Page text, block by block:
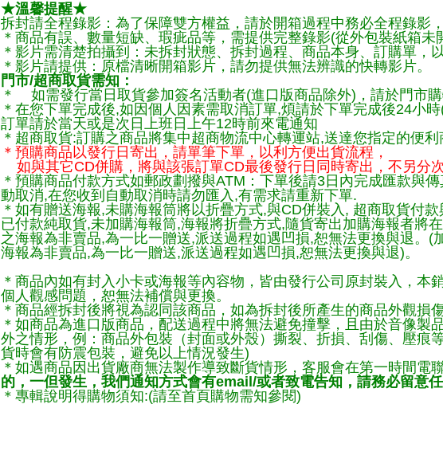
★溫馨提醒★
拆封請全程錄影：為了保障雙方權益，請於開箱過程中務必全程錄影
＊商品有誤、數量短缺、瑕疵品等，需提供完整錄影(從外包裝紙箱未
＊影片需清楚拍攝到：未拆封狀態、拆封過程、商品本身、訂購單，
＊影片請提供：原檔清晰開箱影片，請勿提供無法辨識的快轉影片。
門市/超商取貨需知：
＊ 如需發行當日取貨參加簽名活動者(進口版商品除外)，請於門市購
＊在您下單完成後,如因個人因素需取消訂單,煩請於下單完成後24小
訂單請於當天或是次日上班日上午12時前來電通知
＊超商取貨:訂購之商品將集中超商物流中心轉運站,送達您指定的便
＊預購商品以發行日寄出，請單筆下單，以利方便出貨流程，
如與其它CD併購，將與該張訂單CD最後發行日同時寄出，不另分次
＊預購商品付款方式如郵政劃撥與ATM：下單後請3日內完成匯款與
動取消,在您收到自動取消時請勿匯入,有需求請重新下單.
＊如有贈送海報,未購海報筒將以折疊方式,與CD併裝入, 超商取貨付款
已付款純取貨,未加購海報筒,海報將折疊方式,隨貨寄出加購海報者將
之海報為非賣品,為一比一贈送,派送過程如遇凹損,恕無法更換與退。
海報為非賣品,為一比一贈送,派送過程如遇凹損,恕無法更換與退)。
＊商品內如有封入小卡或海報等內容物，皆由發行公司原封裝入，
個人觀感問題，恕無法補償與更換。
＊商品經拆封後將視為認同該商品，如為拆封後所產生的商品外觀損
＊如商品為進口版商品，配送過程中將無法避免撞擊，且由於音像
外之情形，例：商品外包裝（封面或外殼）撕裂、折損、刮傷、壓痕
貨時會有防震包裝，避免以上情況發生)
＊如遇商品因出貨廠商無法製作導致斷貨情形，客服會在第一時間電
的，一但發生，我們通知方式會有email/或者致電告知，請務必留意任
＊專輯說明得購物須知:(請至首頁購物需知參閱)